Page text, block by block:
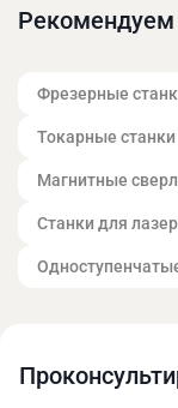
накопителя).
молотки,
эффективную
Рекомендуем
Фрезерные
Токарные
Магнитные
Станки для